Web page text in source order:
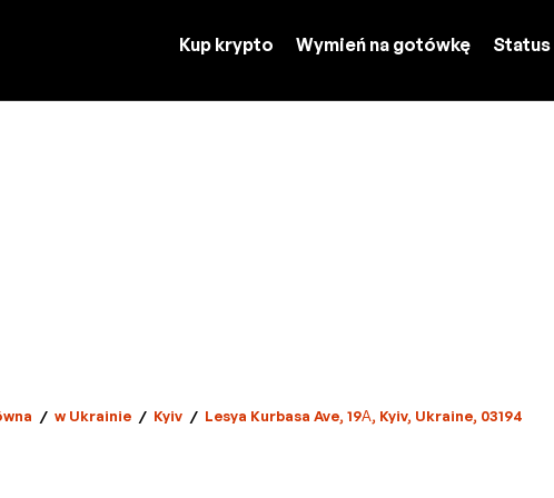
Kup krypto Wymień na gotówkę Status
/ w Ukrainie / Kyiv / Lesya Kurbasa Ave, 19А, Kyiv, Ukraine, 03194